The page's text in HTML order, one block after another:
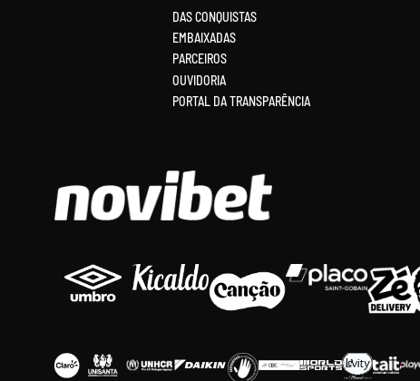
DAS CONQUISTAS
EMBAIXADAS
PARCEIROS
OUVIDORIA
PORTAL DA TRANSPARÊNCIA